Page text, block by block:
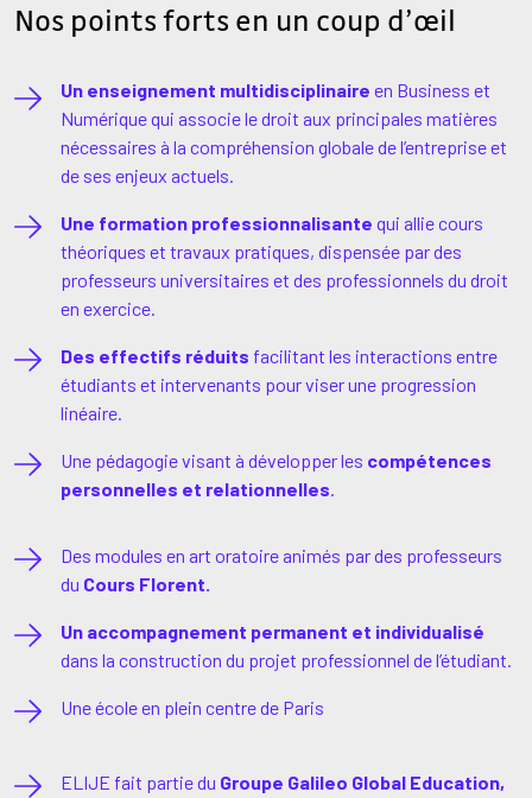
Nos points forts en un coup d’œil
Un enseignement multidisciplinaire en Business et
Numérique qui associe le droit aux principales matières
nécessaires à la compréhension globale de l’entreprise et
de ses enjeux actuels.
Une formation professionnalisante qui allie cours
théoriques et travaux pratiques, dispensée par des
professeurs universitaires et des professionnels du droit
en exercice.
Des effectifs réduits facilitant les interactions entre
étudiants et intervenants pour viser une progression
linéaire.
Une pédagogie visant à développer les compétences
personnelles et relationnelles.
Des modules en art oratoire animés par des professeurs
du Cours Florent.
Un accompagnement permanent et individualisé
dans la construction du projet professionnel de l’étudiant.
Une école en plein centre de Paris
ELIJE fait partie du Groupe Galileo Global Education,